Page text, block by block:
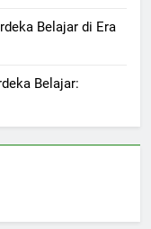
Belajar di Era
Belajar: